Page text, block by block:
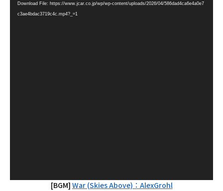
Download File: https://www.jcar.co.jp/wp/wp-content/uploads/2026/04/586dad4ca6e4a0e7
c3ae4bdac3719c4c.mp4?_=1
[BGM] War (Skies Above)：AlexGrohl